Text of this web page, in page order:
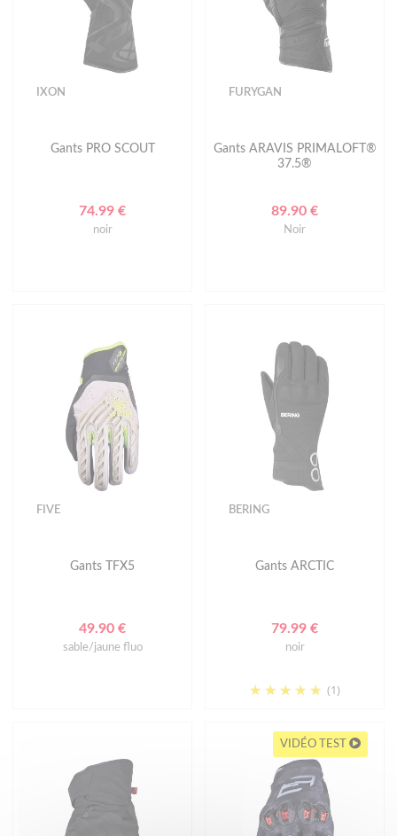
IXON
Gants PRO SCOUT
74.99 €
noir
FURYGAN
Gants ARAVIS PRIMALOFT®
37.5®
89.90 €
Noir
FIVE
Gants TFX5
49.90 €
sable/jaune fluo
BERING
Gants ARCTIC
79.99 €
noir
(1)
VIDÉO TEST